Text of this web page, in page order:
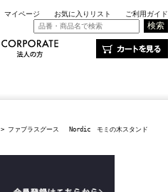
マイページ お気に入りリスト ご利用ガイド
> ファブラスグース Nordic モミの木スタンド